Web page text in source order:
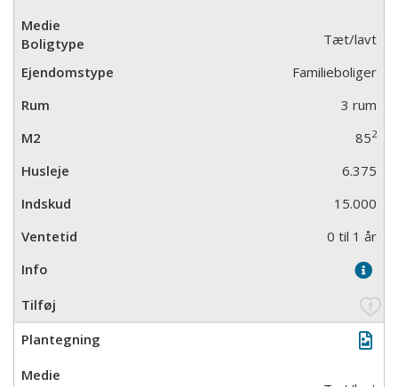
Tæt/lavt
Familieboliger
3 rum
852
6.375
15.000
0 til 1 år